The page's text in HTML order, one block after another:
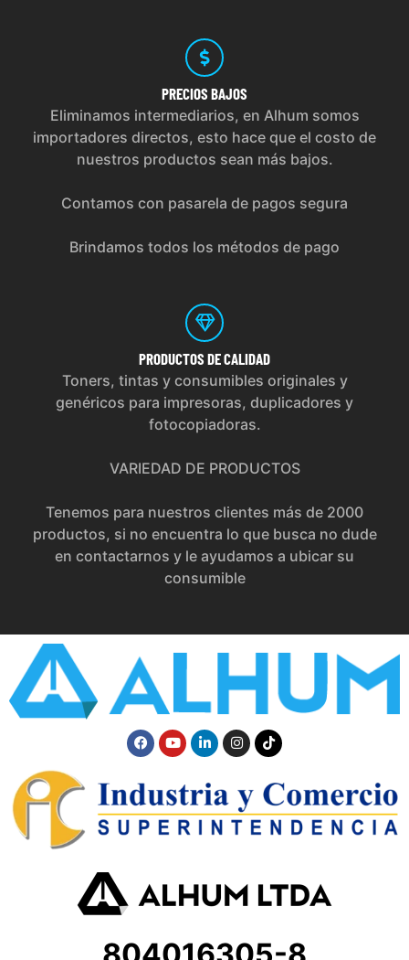
PRECIOS BAJOS
Eliminamos intermediarios, en Alhum somos
importadores directos, esto hace que el costo de
nuestros productos sean más bajos.
Contamos con pasarela de pagos segura
Brindamos todos los métodos de pago
PRODUCTOS DE CALIDAD
Toners, tintas y consumibles originales y
genéricos para impresoras, duplicadores y
fotocopiadoras.
VARIEDAD DE PRODUCTOS
Tenemos para nuestros clientes más de 2000
productos, si no encuentra lo que busca no dude
en contactarnos y le ayudamos a ubicar su
consumible